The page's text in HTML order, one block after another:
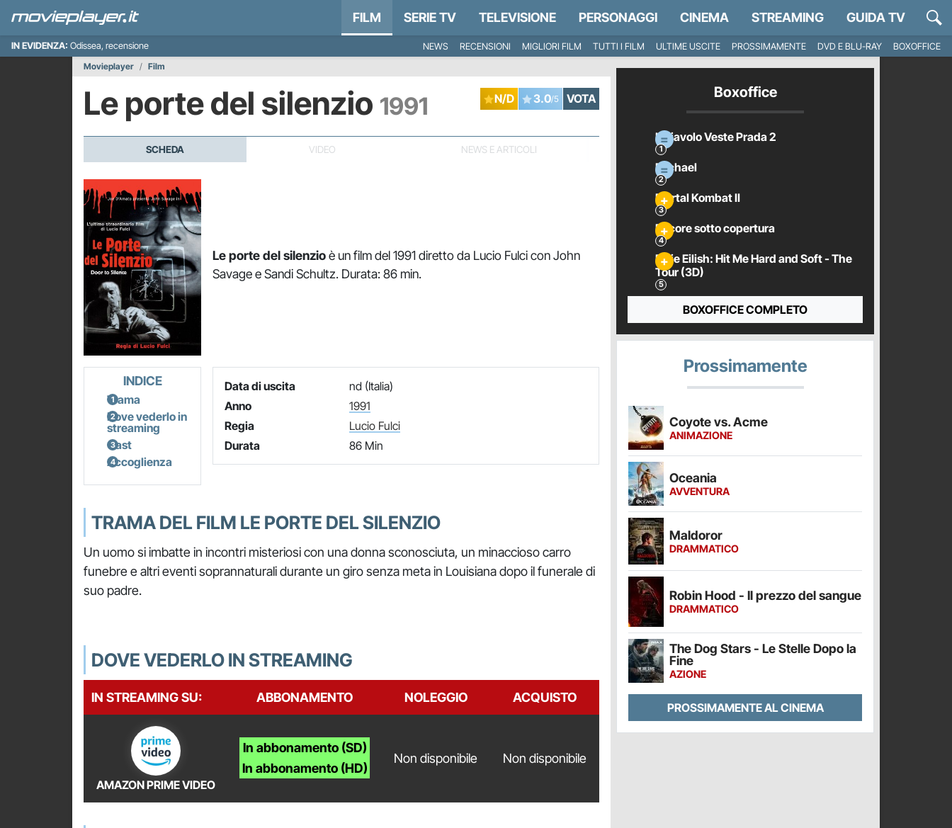
FILM SERIE TV TELEVISIONE PERSONAGGI CINEMA STREAMING GUIDA TV
IN EVIDENZA: Odissea, recensione NEWS RECENSIONI MIGLIORI FILM TUTTI I FILM ULTIME USCITE PROSSIMAMENTE DVD E BLU-RAY
BOXOFFICE
Movieplayer
Film
Le porte del silenzio 1991 N/D 3.0/5 VOTA
SCHEDA VIDEO NEWS E ARTICOLI
Le porte del silenzioè un film del 1991 diretto da Lucio Fulci con John
Savage e Sandi Schultz. Durata: 86 min.
INDICE
Trama
Dove vederlo in
streaming
Cast
Accoglienza
Data di uscita
nd (Italia)
Anno
1991
Regia
Lucio Fulci
Durata
86 Min
TRAMA DEL FILM LE PORTE DEL SILENZIO
Un uomo si imbatte in incontri misteriosi con una donna sconosciuta, un minaccioso carro
funebre e altri eventi soprannaturali durante un giro senza meta in Louisiana dopo il funerale di
suo padre.
DOVE VEDERLO IN STREAMING
IN STREAMING SU: ABBONAMENTO NOLEGGIO ACQUISTO
AMAZON PRIME VIDEO
In abbonamento (SD)
In abbonamento (HD)
Non disponibile Non disponibile
Boxoffice
Il Diavolo Veste Prada 2
Michael
Mortal Kombat II
Pecore sotto copertura
Billie Eilish: Hit Me Hard and Soft - The
Tour (3D)
BOXOFFICE COMPLETO
Prossimamente
Coyote vs. Acme
ANIMAZIONE
Oceania
AVVENTURA
Maldoror
DRAMMATICO
Robin Hood - Il prezzo del sangue
DRAMMATICO
The Dog Stars - Le Stelle Dopo la
Fine
AZIONE
PROSSIMAMENTE AL CINEMA